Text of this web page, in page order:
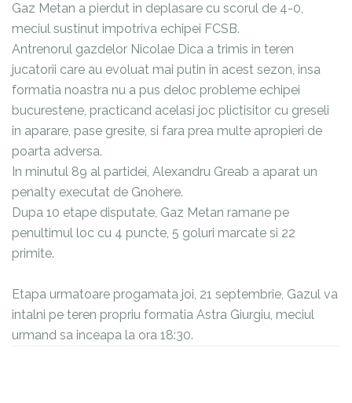
Gaz Metan a pierdut in deplasare cu scorul de 4-0,
meciul sustinut impotriva echipei FCSB.
Antrenorul gazdelor Nicolae Dica a trimis in teren
jucatorii care au evoluat mai putin in acest sezon, insa
formatia noastra nu a pus deloc probleme echipei
bucurestene, practicand acelasi joc plictisitor cu greseli
in aparare, pase gresite, si fara prea multe apropieri de
poarta adversa.
In minutul 89 al partidei, Alexandru Greab a aparat un
penalty executat de Gnohere.
Dupa 10 etape disputate, Gaz Metan ramane pe
penultimul loc cu 4 puncte, 5 goluri marcate si 22
primite.
Etapa urmatoare progamata joi, 21 septembrie, Gazul va
intalni pe teren propriu formatia Astra Giurgiu, meciul
urmand sa inceapa la ora 18:30.